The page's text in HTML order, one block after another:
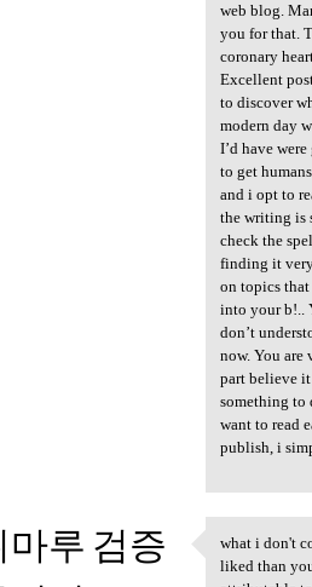
web blog.
you for that.
coronary
Excellent
to discover
modern day
I’d have
to get
and i opt to
the writing is
check the
finding it
on topics
into your b!..
don’t
now. You are
part believe
something to
want to read
publish, i
루 검증
what i
what i don't
liked than